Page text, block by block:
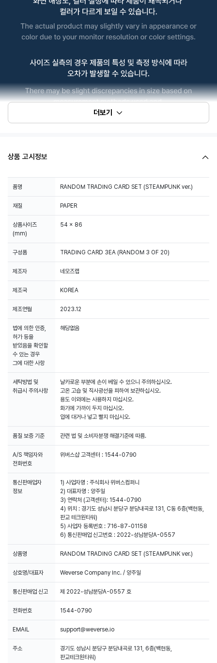
더보기
상품 고시정보
품명 RANDOM TRADING CARD SET (STEAMPUNK ver.)
재질 PAPER
상품사이즈
(mm)
54 x 86
구성품 TRADING CARD 3EA (RANDOM 3 OF 20)
제조자 네모즈랩
제조국 KOREA
제조연월 2023.12
법에 의한 인증,
허가 등을
받았음을 확인할
수 있는 경우
그에 대한 사항
해당없음
세탁방법 및
취급시 주의사항
날카로운 부분에 손이 베일 수 있으니 주의하십시오.
고온 고습 및 직사광선을 피하여 보관하십시오.
용도 이외에는 사용하지 마십시오.
화기에 가까이 두지 마십시오.
입에 대거나 넣고 빨지 마십시오.
품질 보증 기준 관련 법 및 소비자분쟁 해결기준에 따름.
A/S 책임자와
전화번호
위버스샵 고객센터 : 1544-0790
통신판매업자
정보
1) 사업자명 : 주식회사 위버스컴퍼니
2) 대표자명 : 양주일
3) 연락처 (고객센터): 1544-0790
4) 위치 : 경기도 성남시 분당구 분당내곡로 131, C동 6층(백현동,
판교 테크원타워)
5) 사업자 등록번호 : 716-87-01158
6) 통신판매업 신고번호 : 2022-성남분당A-0557
상품명 RANDOM TRADING CARD SET (STEAMPUNK ver.)
상호명/대표자 Weverse Company Inc. / 양주일
통신판매업 신고 제 2022-성남분당A-0557 호
전화번호 1544-0790
EMAIL support@weverse.io
주소
경기도 성남시 분당구 분당내곡로 131, 6층(백현동,
판교테크원타워)